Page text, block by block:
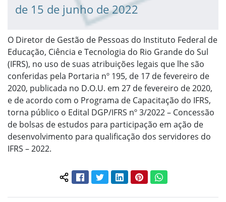
de 15 de junho de 2022
O Diretor de Gestão de Pessoas do Instituto Federal de
Educação, Ciência e Tecnologia do Rio Grande do Sul
(IFRS), no uso de suas atribuições legais que lhe são
conferidas pela Portaria nº 195, de 17 de fevereiro de
2020, publicada no D.O.U. em 27 de fevereiro de 2020,
e de acordo com o Programa de Capacitação do IFRS,
torna público o Edital DGP/IFRS nº 3/2022 – Concessão
de bolsas de estudos para participação em ação de
desenvolvimento para qualificação dos servidores do
IFRS – 2022.
Compartilhar conteúdo:
FacebookTwitterLinkedInPinterestWhatsApp